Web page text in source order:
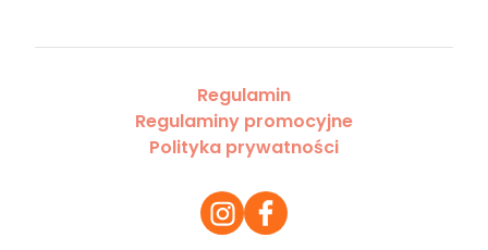
Regulamin
Regulaminy promocyjne
Polityka prywatności